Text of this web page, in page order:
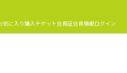
気に入り購入チケット会員証会員情報ログイン